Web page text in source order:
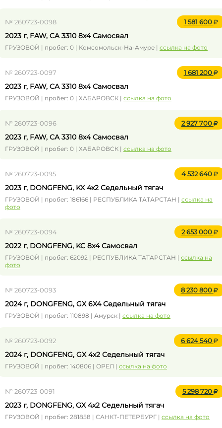
№ 260723-0098 1 581 600
2023 г, FAW, CA 3310 8x4 Самосвал
ГРУЗОВОЙ | пробег: 0 | Комсомольск-На-Амуре | ссылка на фото
№ 260723-0097 1 681 200
2023 г, FAW, CA 3310 8x4 Самосвал
ГРУЗОВОЙ | пробег: 0 | ХАБАРОВСК | ссылка на фото
№ 260723-0096 2 927 700
2023 г, FAW, CA 3310 8x4 Самосвал
ГРУЗОВОЙ | пробег: 0 | ХАБАРОВСК | ссылка на фото
№ 260723-0095 4 532 640
2023 г, DONGFENG, KX 4x2 Седельный тягач
ГРУЗОВОЙ | пробег: 186166 | РЕСПУБЛИКА ТАТАРСТАН | ссылка на
фото
№ 260723-0094 2 653 000
2022 г, DONGFENG, KC 8x4 Самосвал
ГРУЗОВОЙ | пробег: 62092 | РЕСПУБЛИКА ТАТАРСТАН | ссылка на
фото
№ 260723-0093 8 230 800
2024 г, DONGFENG, GX 6X4 Седельный тягач
ГРУЗОВОЙ | пробег: 110898 | Амурск | ссылка на фото
№ 260723-0092 6 624 540
2024 г, DONGFENG, GX 4x2 Седельный тягач
ГРУЗОВОЙ | пробег: 140806 | ОРЕЛ | ссылка на фото
№ 260723-0091 5 298 720
2023 г, DONGFENG, GX 4x2 Седельный тягач
ГРУЗОВОЙ | пробег: 281858 | САНКТ-ПЕТЕРБУРГ | ссылка на фото